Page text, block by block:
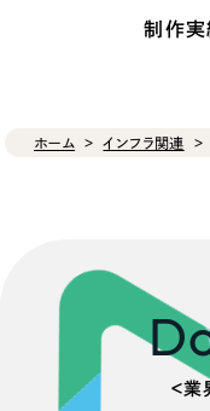
制作実
ホーム インフラ関連
＜